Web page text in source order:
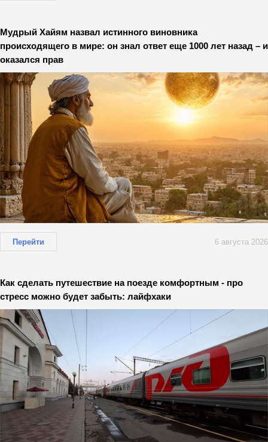
Мудрый Хайям назвал истинного виновника
происходящего в мире: он знал ответ еще 1000 лет назад – и
оказался прав
Перейти 6 августа 2026
Как сделать путешествие на поезде комфортным - про
стресс можно будет забыть: лайфхаки